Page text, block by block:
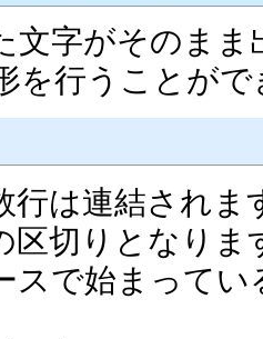
文字がそのま
を行うことがで
行は連結されま
区切りとなりま
スで始まって